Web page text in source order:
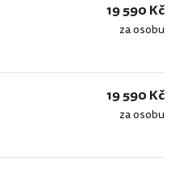
19 590 Kč
za osobu
19 590 Kč
za osobu